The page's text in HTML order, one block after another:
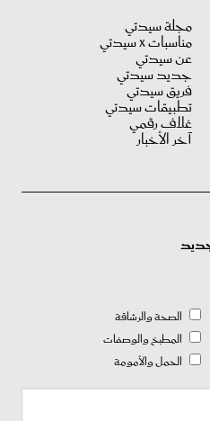
مجلة سيدتي
مناسبات X سيدتي
عن سيدتي
جديد سيدتي
فريق سيدتي
تطبيقات سيدتي
غلاف رقمي
آخر الأخبار
الصحة والرشاقة
المطبخ والوصفات
الحمل والأمومة